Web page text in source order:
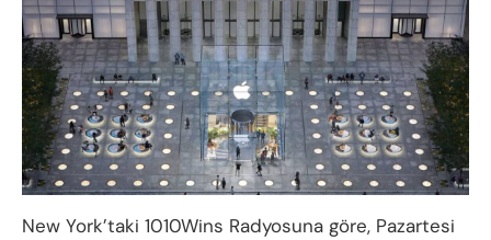
New York’taki 1010Wins Radyosuna göre, Pazartesi